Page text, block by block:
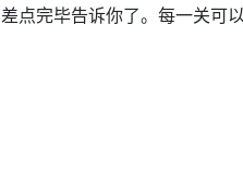
差点完毕告诉你了。每一关可